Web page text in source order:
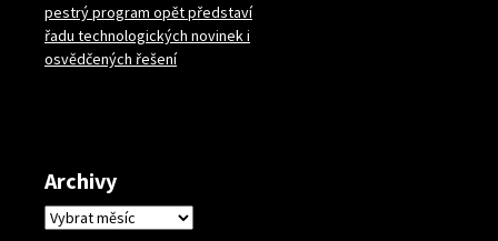
pestrý program opět představí
řadu technologických novinek i
osvědčených řešení
Archivy
Archivy